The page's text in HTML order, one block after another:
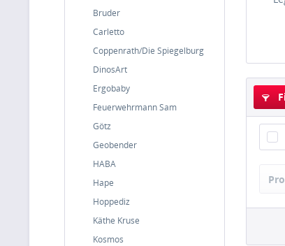
Bruder
Carletto
Coppenrath/Die Spiegelburg
DinosArt
Ergobaby
Feuerwehrmann Sam
Götz
Geobender
HABA
Hape
Hoppediz
Käthe Kruse
Kosmos